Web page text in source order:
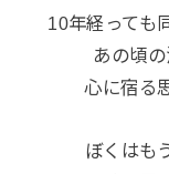
10年経っても
あの頃
心に宿る
ぼくはも